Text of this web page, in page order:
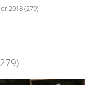
2018 (279)